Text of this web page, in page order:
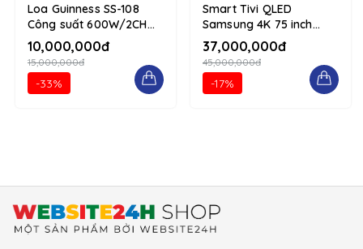
Loa Guinness SS-108
Công suất 600W/2CH
tái hiện âm thanh chân
thực 1234 d-flex flex-
column
10,000,000đ
15,000,000đ
-33%
Smart Tivi QLED
Samsung 4K 75 inch
QA75Q80CAKXXV 1234
d-flex flex-column
37,000,000đ
45,000,000đ
-17%